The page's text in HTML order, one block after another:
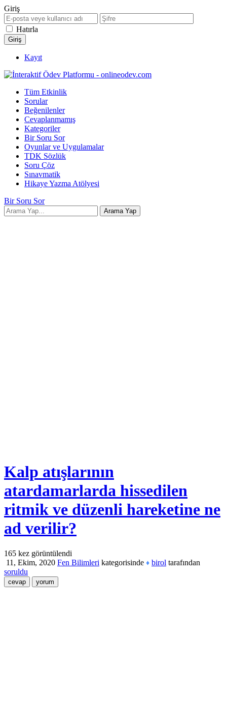
Giriş
Hatırla
Kayıt
Tüm Etkinlik
Sorular
Beğenilenler
Cevaplanmamış
Kategoriler
Bir Soru Sor
Oyunlar ve Uygulamalar
TDK Sözlük
Soru Çöz
Sınavmatik
Hikaye Yazma Atölyesi
Bir Soru Sor
Kalp atışlarının
atardamarlarda hissedilen
ritmik ve düzenli hareketine ne
ad verilir?
165 kez görüntülendi
11, Ekim, 2020 Fen Bilimleri kategorisinde ♦ birol tarafından
soruldu